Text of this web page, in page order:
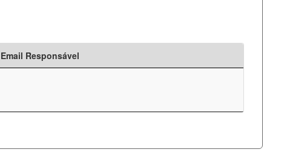
Email Responsável